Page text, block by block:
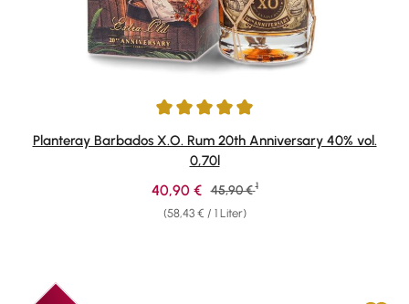
Durchschnittliche Bewertung von 4.91 von 5 Sternen
Planteray Barbados X.O. Rum 20th Anniversary 40% vol.
0,70l
(58,43 € / 1 Liter)
Verkaufspreis:
40,90 € Regulärer Preis:
45,90 € 1